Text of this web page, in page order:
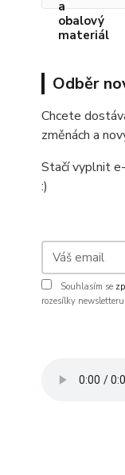
Odběr
Chcete
změnách a
Stačí vyplnit
:)
Souhlasím se
rozesílky newsletteru.